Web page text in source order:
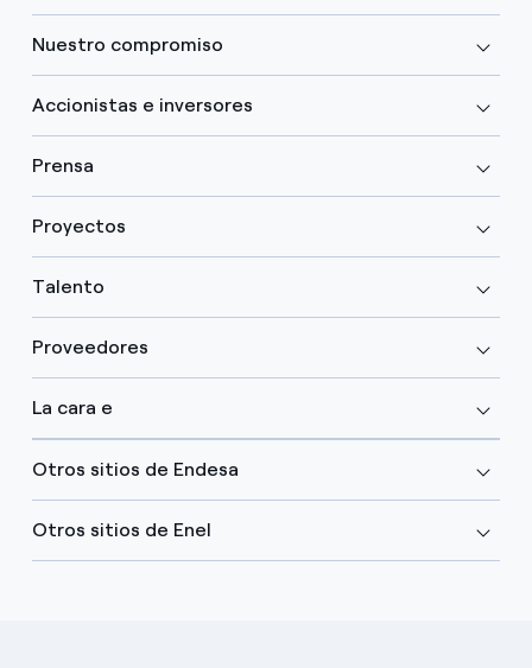
Nuestro compromiso
Accionistas e inversores
Prensa
Proyectos
Talento
Proveedores
La cara e
Otros sitios de Endesa
Otros sitios de Enel